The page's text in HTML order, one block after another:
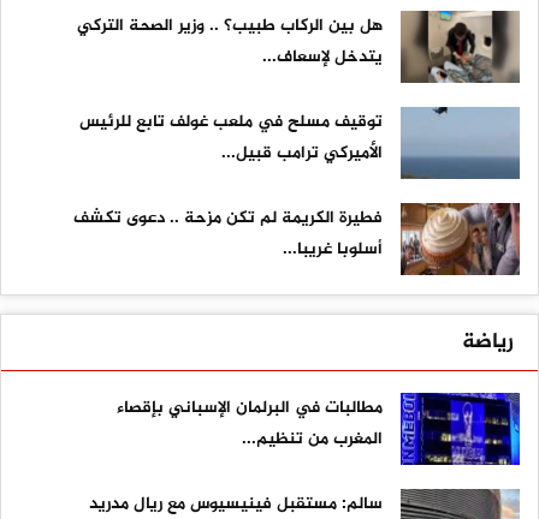
هل بين الركاب طبيب؟ .. وزير الصحة التركي
يتدخل لإسعاف...
توقيف مسلح في ملعب غولف تابع للرئيس
الأميركي ترامب قبيل...
فطيرة الكريمة لم تكن مزحة .. دعوى تكشف
أسلوبا غريبا...
رياضة
مطالبات في البرلمان الإسباني بإقصاء
المغرب من تنظيم...
سالم: مستقبل فينيسيوس مع ريال مدريد